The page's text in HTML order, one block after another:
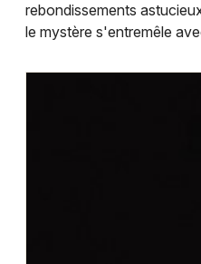
Choisir mes
rebondissements
le mystère s'entremêle